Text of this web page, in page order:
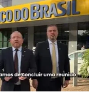
repentino
da
veículos de
na